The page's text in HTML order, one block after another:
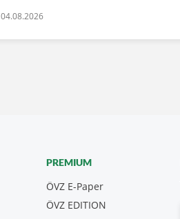
04.08.2026
PREMIUM
ÖVZ E-Paper
ÖVZ EDITION